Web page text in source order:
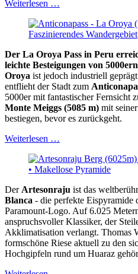
Weiterlesen …
Der La Oroya Pass in Peru
leichte Besteigungen von
Oroya ist jedoch industriell
entflieht der Stadt zum
5000er mit fantastischer Fernsicht
Monte Meiggs (5085 m) mit
bestiegen, bevor es zurückgeht.
Weiterlesen …
Der Artesonraju ist das
Blanca - die perfekte Eispyramide
Paramount-Logo. Auf 6.025
anspruchsvoller Klassiker, der
Akklimatisation verlangt. Thomas
formschöne Riese aktuell zu den
Hochgipfeln rund um Huaraz